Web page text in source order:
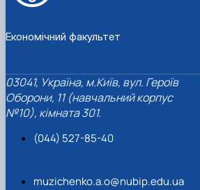
Економічний факультет
03041, Україна, м.Київ, вул. Героїв
Оборони, 11 (навчальний корпус
№10), кімната 301.
(044) 527-85-40
muzichenko.a.o@nubip.edu.ua